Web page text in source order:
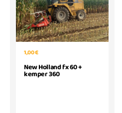
1,00 €
New Holland fx 60 +
kemper 360